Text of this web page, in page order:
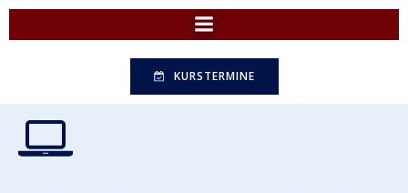
Zum
Inhalt
KURSTERMINE